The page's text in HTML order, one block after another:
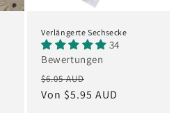
Verlängerte Sechsecke
34
Bewertungen
Normaler
Preis
$6.05 AUD
Von $5.95 AUD